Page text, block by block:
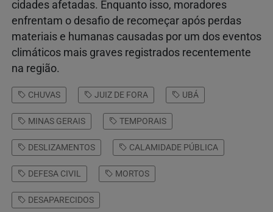
cidades afetadas. Enquanto isso, moradores
enfrentam o desafio de recomeçar após perdas
materiais e humanas causadas por um dos eventos
climáticos mais graves registrados recentemente
na região.
CHUVAS JUIZ DE FORA UBÁ
MINAS GERAIS TEMPORAIS
DESLIZAMENTOS CALAMIDADE PÚBLICA
DEFESA CIVIL MORTOS
DESAPARECIDOS